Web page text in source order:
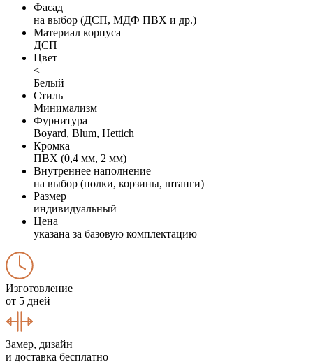
Фасад
на выбор (ДСП, МДФ ПВХ и др.)
Материал корпуса
ДСП
Цвет
<
Белый
Стиль
Минимализм
Фурнитура
Boyard, Blum, Hettich
Кромка
ПВХ (0,4 мм, 2 мм)
Внутреннее наполнение
на выбор (полки, корзины, штанги)
Размер
индивидуальный
Цена
указана за базовую комплектацию
Изготовление
от 5 дней
Замер, дизайн
и доставка бесплатно